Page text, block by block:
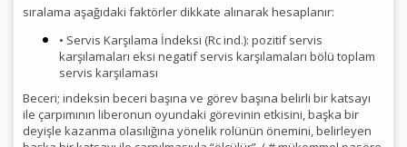
sıralama aşağıdaki faktörler dikkate alınarak hesaplanır:
• Servis Karşılama İndeksi (Rc ind.): pozitif servis
karşılamaları eksi negatif servis karşılamaları bölü toplam
servis karşılaması
Beceri; indeksin beceri başına ve görev başına belirli bir katsayı
ile çarpımının liberonun oyundaki görevinin etkisini, başka bir
deyişle kazanma olasılığına yönelik rolünün önemini, belirleyen